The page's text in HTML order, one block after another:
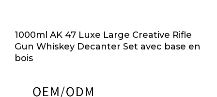
1000ml AK 47 Luxe Large Creative Rifle
Gun Whiskey Decanter Set avec base en
bois